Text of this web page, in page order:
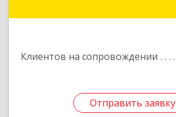
Клиентов на сопровождении
Отправить заявку
Отправить заявку